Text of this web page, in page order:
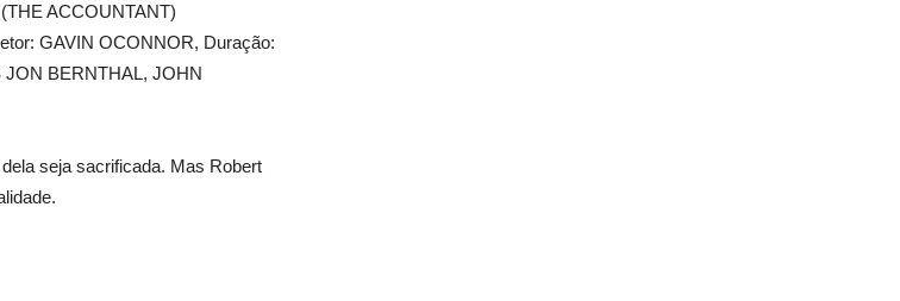
ACCOUNTANT)
GAVIN OCONNOR, Duração:
JON BERNTHAL, JOHN
seja sacrificada. Mas Robert